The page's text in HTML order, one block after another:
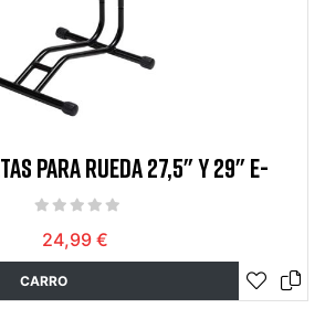
PARA RUEDA 27,5" Y 29" E-
24,99 €
CARRO